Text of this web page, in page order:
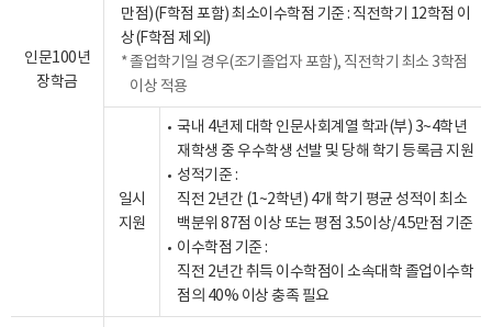
인문100년
장학금
만점)(F학점 포함) 최소이수학점 기준 : 직전학기 12학점 이
상(F학점 제외)
졸업학기일 경우(조기졸업자 포함), 직전학기 최소 3학점
이상 적용
일시
지원
국내 4년제 대학 인문사회계열 학과(부) 3~4학년
재학생 중 우수학생 선발 및 당해 학기 등록금 지원
성적기준 :
직전 2년간 (1~2학년) 4개 학기 평균 성적이 최소
백분위 87점 이상 또는 평점 3.5이상/4.5만점 기준
이수학점 기준 :
직전 2년간 취득 이수학점이 소속대학 졸업이수학
점의 40% 이상 충족 필요